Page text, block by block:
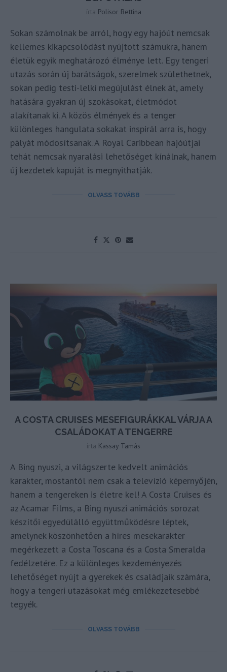
írta Polisor Bettina
Sokan számolnak be arról, hogy egy hajóút nemcsak
kellemes kikapcsolódást nyújtott számukra, hanem
életük egyik meghatározó élménye lett. Egy tengeri
utazás során új barátságok, szerelmek születhetnek,
sokan pedig testi-lelki megújulást élnek át, amely
hatására gyakran új szokásokat, életmódot
alakítanak ki. A közös élmények és a tenger
különleges hangulata sokakat inspirál arra is, hogy
pályát módosítsanak. A Royal Caribbean hajóútjai
tehát nemcsak nyaralási lehetőséget kínálnak, hanem
új kezdetek kapuját is megnyithatják.
OLVASS TOVÁBB
A COSTA CRUISES MESEFIGURÁKKAL VÁRJA A
CSALÁDOKAT A TENGERRE
írta Kassay Tamás
A Bing nyuszi, a világszerte kedvelt animációs
karakter, mostantól nem csak a televízió képernyőjén,
hanem a tengereken is életre kel! A Costa Cruises és
az Acamar Films, a Bing nyuszi animációs sorozat
készítői egyedülálló együttműködésre léptek,
amelynek köszönhetően a híres mesekarakter
megérkezett a Costa Toscana és a Costa Smeralda
fedélzetére. Ez a különleges kezdeményezés
lehetőséget nyújt a gyerekek és családjaik számára,
hogy a tengeri utazásokat még emlékezetesebbé
tegyék.
OLVASS TOVÁBB